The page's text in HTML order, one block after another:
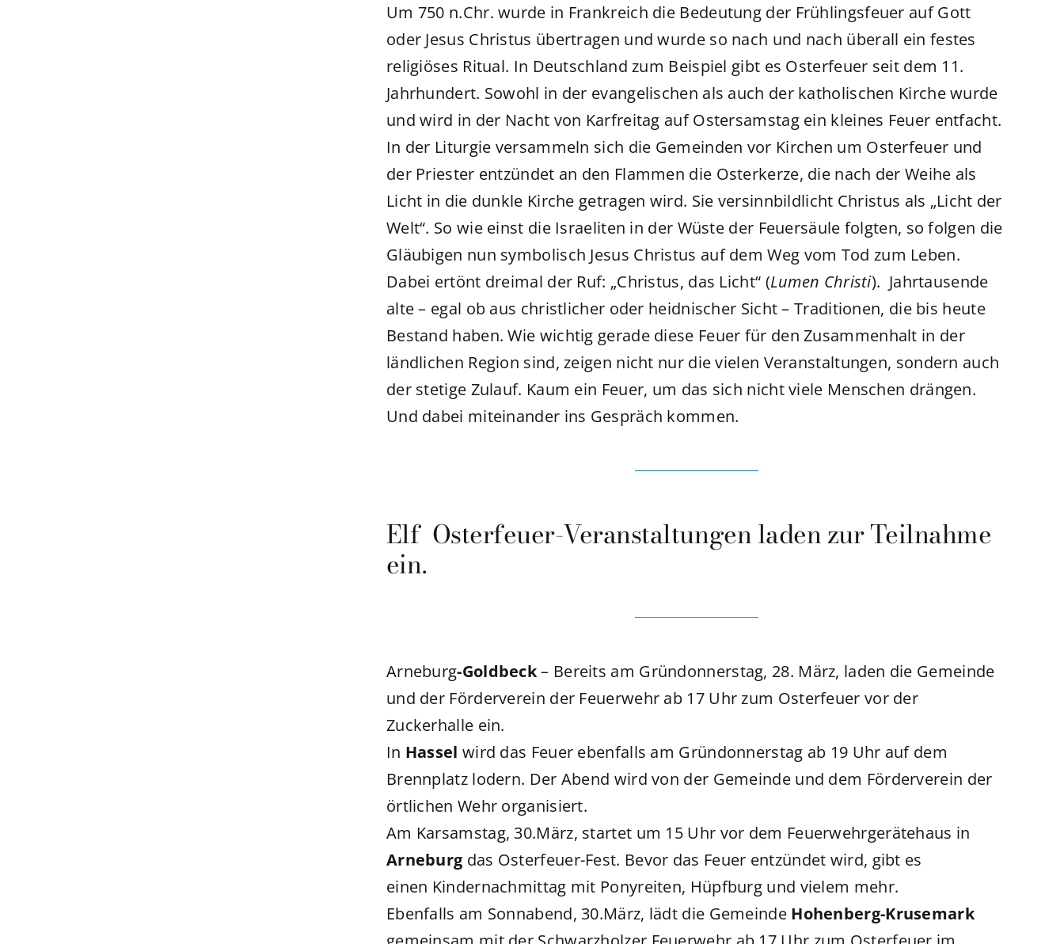
Um 750 n.Chr. wurde in Frankreich die Bedeutung der Frühlingsfeuer auf Gott
oder Jesus Christus übertragen und wurde so nach und nach überall ein festes
religiöses Ritual. In Deutschland zum Beispiel gibt es Osterfeuer seit dem 11.
Jahrhundert. Sowohl in der evangelischen als auch der katholischen Kirche wurde
und wird in der Nacht von Karfreitag auf Ostersamstag ein kleines Feuer entfacht.
In der Liturgie versammeln sich die Gemeinden vor Kirchen um Osterfeuer und
der Priester entzündet an den Flammen die Osterkerze, die nach der Weihe als
Licht in die dunkle Kirche getragen wird. Sie versinnbildlicht Christus als „Licht der
Welt“. So wie einst die Israeliten in der Wüste der Feuersäule folgten, so folgen die
Gläubigen nun symbolisch Jesus Christus auf dem Weg vom Tod zum Leben.
Dabei ertönt dreimal der Ruf: „Christus, das Licht“ (Lumen Christi). Jahrtausende
alte – egal ob aus christlicher oder heidnischer Sicht – Traditionen, die bis heute
Bestand haben. Wie wichtig gerade diese Feuer für den Zusammenhalt in der
ländlichen Region sind, zeigen nicht nur die vielen Veranstaltungen, sondern auch
der stetige Zulauf. Kaum ein Feuer, um das sich nicht viele Menschen drängen.
Und dabei miteinander ins Gespräch kommen.
Elf Osterfeuer-Veranstaltungen laden zur Teilnahme
ein.
Arneburg-Goldbeck– Bereits am Gründonnerstag, 28. März, laden die Gemeinde
und der Förderverein der Feuerwehr ab 17 Uhr zum Osterfeuer vor der
Zuckerhalle ein.
In Hassel wird das Feuer ebenfalls am Gründonnerstag ab 19 Uhr auf dem
Brennplatz lodern. Der Abend wird von der Gemeinde und dem Förderverein der
örtlichen Wehr organisiert.
Am Karsamstag, 30.März, startet um 15 Uhr vor dem Feuerwehrgerätehaus in
Arneburg das Osterfeuer-Fest. Bevor das Feuer entzündet wird, gibt es
einen Kindernachmittag mit Ponyreiten, Hüpfburg und vielem mehr.
Ebenfalls am Sonnabend, 30.März, lädt die Gemeinde Hohenberg-Krusemark